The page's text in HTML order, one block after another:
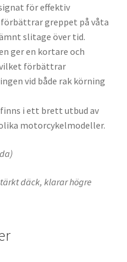
för effektiv
greppet på våta
slitage över tid.
ger en kortare och
förbättrar
vid både rak körning
i ett brett utbud av
motorcykelmodeller.
däck, klarar högre